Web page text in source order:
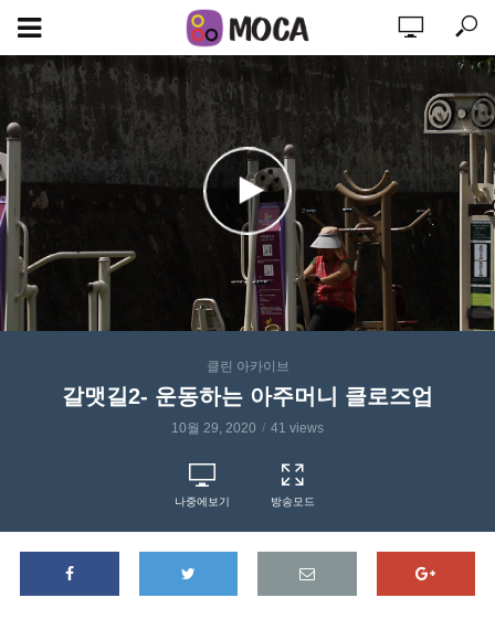
클린 아카이브
갈맷길2- 운동하는 아주머니 클로즈업
10월 29, 2020 41 views
나중에보기 방송모드